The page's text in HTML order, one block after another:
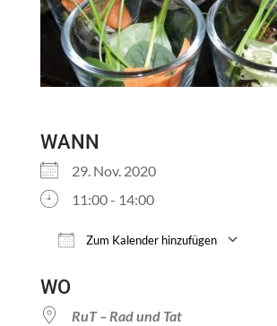
WANN
29. Nov. 2020
11:00 - 14:00
Zum Kalender hinzufügen
WO
RuT – Rad und Tat